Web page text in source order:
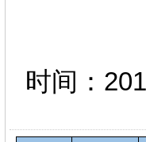
时间：